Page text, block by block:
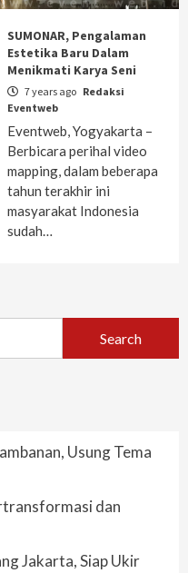
SUMONAR, Pengalaman
Estetika Baru Dalam
Menikmati Karya Seni
7 years ago Redaksi
Eventweb
Eventweb, Yogyakarta –
Berbicara perihal video
mapping, dalam beberapa
tahun terakhir ini
masyarakat Indonesia
sudah…
Usung Tema
dan
Jakarta, Siap Ukir